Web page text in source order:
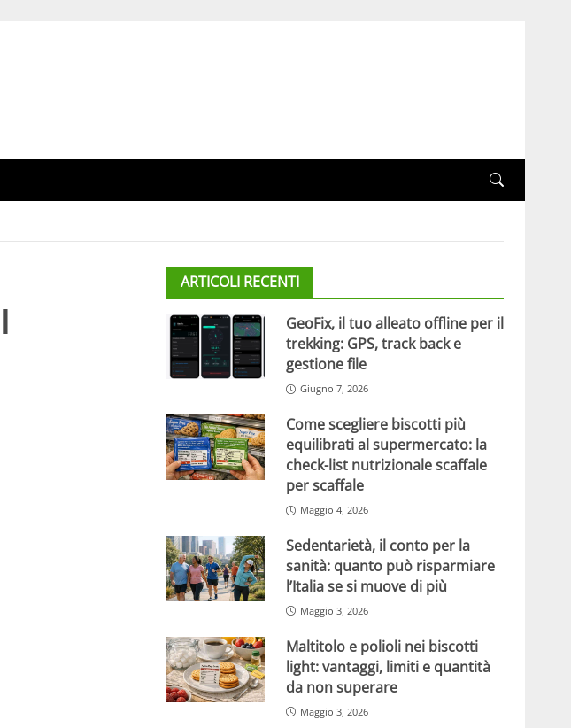
ARTICOLI RECENTI
GeoFix, il tuo alleato offline per il
trekking: GPS, track back e
gestione file
Giugno 7, 2026
Come scegliere biscotti più
equilibrati al supermercato: la
check-list nutrizionale scaffale
per scaffale
Maggio 4, 2026
Sedentarietà, il conto per la
sanità: quanto può risparmiare
l’Italia se si muove di più
Maggio 3, 2026
Maltitolo e polioli nei biscotti
light: vantaggi, limiti e quantità
da non superare
Maggio 3, 2026